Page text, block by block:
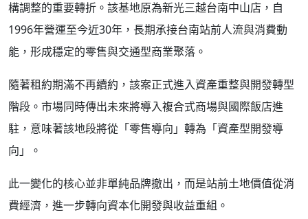
構調整的重要轉折。該基地原為新光三越台南中山店，自
1996年營運至今近30年，長期承接台南站前人流與消費動
能，形成穩定的零售與交通型商業聚落。
隨著租約期滿不再續約，該案正式進入資產重整與開發轉型
階段。市場同時傳出未來將導入複合式商場與國際飯店進
駐，意味著該地段將從「零售導向」轉為「資產型開發導
向」。
此一變化的核心並非單純品牌撤出，而是站前土地價值從消
費經濟，進一步轉向資本化開發與收益重組。